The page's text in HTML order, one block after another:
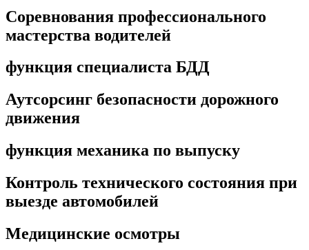
Соревнования профессионального
мастерства водителей
функция специалиста БДД
Аутсорсинг безопасности дорожного
движения
функция механика по выпуску
Контроль технического состояния при
выезде автомобилей
Медицинские осмотры